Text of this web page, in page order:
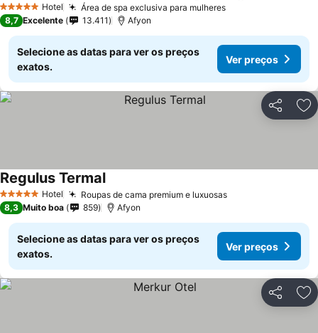
5 Estrelas Hotel Área de spa exclusiva para mulheres
8,7 Excelente 13.411 Afyon
Selecione as datas para ver os preços
exatos.
Ver preços
Partilhar
5 Estrelas Hotel Roupas de cama premium e luxuosas
Regulus Termal
8,3 Muito boa 859 Afyon
Selecione as datas para ver os preços
exatos.
Ver preços
Partilhar